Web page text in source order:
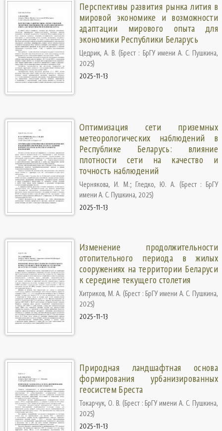
Перспективы развития рынка лития в
мировой экономике и возможности
адаптации мирового опыта для
экономики Республики Беларусь
Цедрик, А. В. (Брест : БрГУ имени А. С. Пушкина,
2025)
2025-11-13
Оптимизация сети приземных
метеорологических наблюдений в
Республике Беларусь: влияние
плотности сети на качество и
точность наблюдений
Чернякова, И. М.; Гледко, Ю. А. (Брест : БрГУ
имени А. С. Пушкина, 2025)
2025-11-13
Изменение продолжительности
отопительного периода в жилых
сооружениях на территории Беларуси
к середине текущего столетия
Хитриков, М. А. (Брест : БрГУ имени А. С. Пушкина,
2025)
2025-11-13
Природная ландшафтная основа
формирования урбанизированных
геосистем Бреста
Токарчук, О. В. (Брест : БрГУ имени А. С. Пушкина,
2025)
2025-11-13